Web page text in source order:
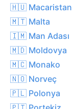
🇭🇺 Macaristan
🇲🇹 Malta
🇮🇲 Man Adası
🇲🇩 Moldovya
🇲🇨 Monako
🇳🇴 Norveç
🇵🇱 Polonya